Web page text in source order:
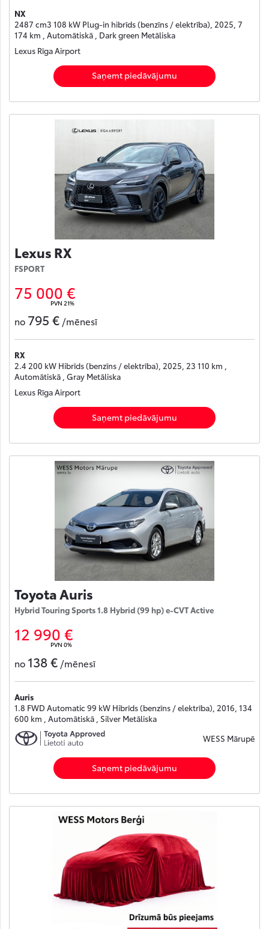
NX
2487 cm3 108 kW Plug-in hibrīds (benzīns / elektrība), 2025, 7
174 km , Automātiskā , Dark green Metāliska
Lexus Rīga Airport
Saņemt piedāvājumu
Lexus RX
FSPORT
75 000 €
PVN 21%
no 795 € /mēnesī
RX
2.4 200 kW Hibrīds (benzīns / elektrība), 2025, 23 110 km ,
Automātiskā , Gray Metāliska
Lexus Rīga Airport
Saņemt piedāvājumu
Toyota Auris
Hybrid Touring Sports 1.8 Hybrid (99 hp) e-CVT Active
12 990 €
PVN 0%
no 138 € /mēnesī
Auris
1.8 FWD Automatic 99 kW Hibrīds (benzīns / elektrība), 2016, 134
600 km , Automātiskā , Silver Metāliska
WESS Mārupē
Saņemt piedāvājumu